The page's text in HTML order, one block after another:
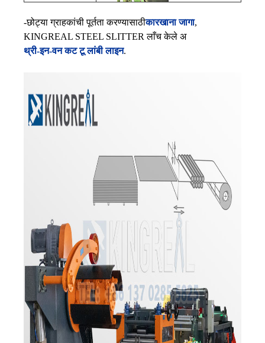
-छोट्या ग्राहकांची पूर्तता करण्यासाठीकारखाना जागा,
KINGREAL STEEL SLITTER लाँच केले अ
थ्री-इन-वन कट टू लांबी लाइन.